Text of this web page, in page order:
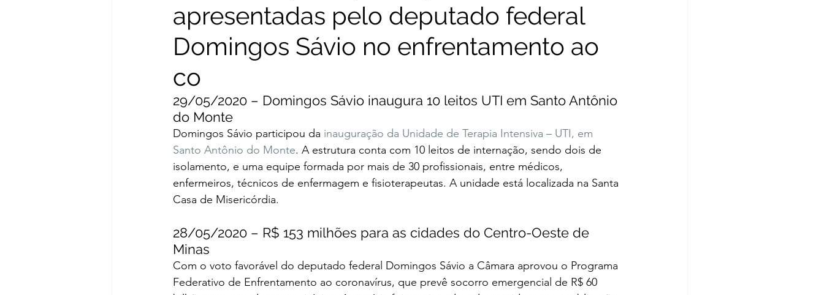
Minas e Energia Reforma Política Saúde Segurança Tecnologia Viação e transporte
apresentadas pelo deputado federal
Domingos Sávio no enfrentamento ao
co
29/05/2020 – Domingos Sávio inaugura 10 leitos UTI em Santo Antônio
do Monte
Domingos Sávio participou da inauguração da Unidade de Terapia Intensiva – UTI, em
Santo Antônio do Monte. A estrutura conta com 10 leitos de internação, sendo dois de
isolamento, e uma equipe formada por mais de 30 profissionais, entre médicos,
enfermeiros, técnicos de enfermagem e fisioterapeutas. A unidade está localizada na Santa
Casa de Misericórdia.
28/05/2020 – R$ 153 milhões para as cidades do Centro-Oeste de
Minas
Com o voto favorável do deputado federal Domingos Sávio a Câmara aprovou o Programa
Federativo de Enfrentamento ao coronavírus, que prevê socorro emergencial de R$ 60